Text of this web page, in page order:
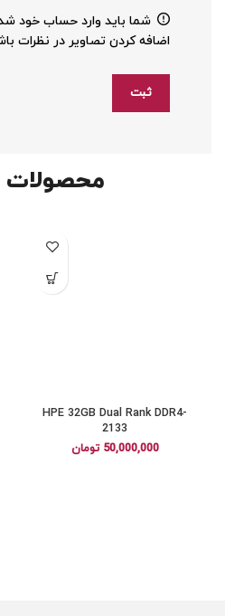
شما باید وارد حساب خود
اضافه کردن تصاویر در نظرات
محصولات
HPE 32GB Dual Rank DDR4-
2133
50,000,000 تومان